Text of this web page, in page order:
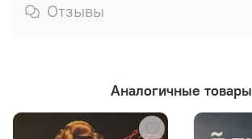
Отзывы
Аналогичные товары